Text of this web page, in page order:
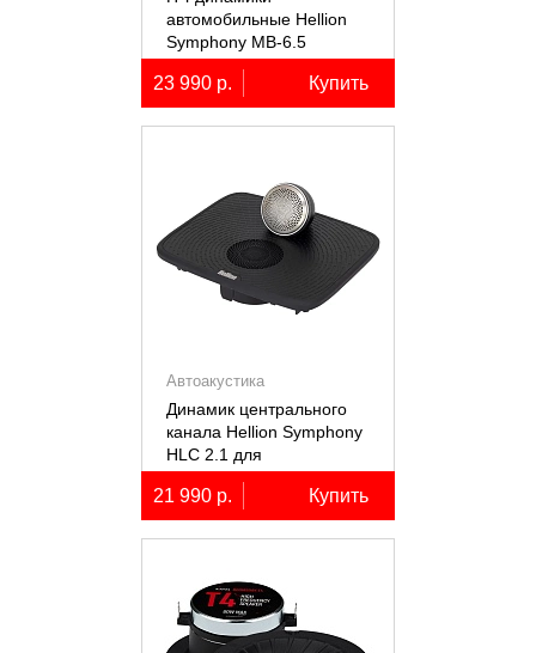
автомобильные Hellion
Symphony MB-6.5
23 990 р. Купить
Автоакустика
Динамик центрального
канала Hellion Symphony
HLC 2.1 для
автомобилей Lixiang Li-
7/8/9
21 990 р. Купить